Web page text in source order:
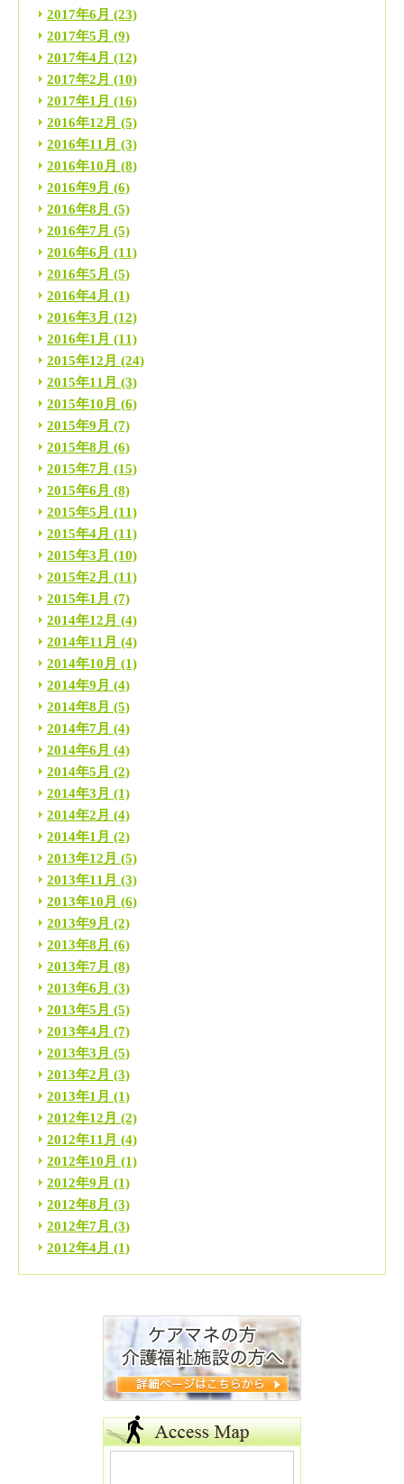
2017年6月 (23)
2017年5月 (9)
2017年4月 (12)
2017年2月 (10)
2017年1月 (16)
2016年12月 (5)
2016年11月 (3)
2016年10月 (8)
2016年9月 (6)
2016年8月 (5)
2016年7月 (5)
2016年6月 (11)
2016年5月 (5)
2016年4月 (1)
2016年3月 (12)
2016年1月 (11)
2015年12月 (24)
2015年11月 (3)
2015年10月 (6)
2015年9月 (7)
2015年8月 (6)
2015年7月 (15)
2015年6月 (8)
2015年5月 (11)
2015年4月 (11)
2015年3月 (10)
2015年2月 (11)
2015年1月 (7)
2014年12月 (4)
2014年11月 (4)
2014年10月 (1)
2014年9月 (4)
2014年8月 (5)
2014年7月 (4)
2014年6月 (4)
2014年5月 (2)
2014年3月 (1)
2014年2月 (4)
2014年1月 (2)
2013年12月 (5)
2013年11月 (3)
2013年10月 (6)
2013年9月 (2)
2013年8月 (6)
2013年7月 (8)
2013年6月 (3)
2013年5月 (5)
2013年4月 (7)
2013年3月 (5)
2013年2月 (3)
2013年1月 (1)
2012年12月 (2)
2012年11月 (4)
2012年10月 (1)
2012年9月 (1)
2012年8月 (3)
2012年7月 (3)
2012年4月 (1)